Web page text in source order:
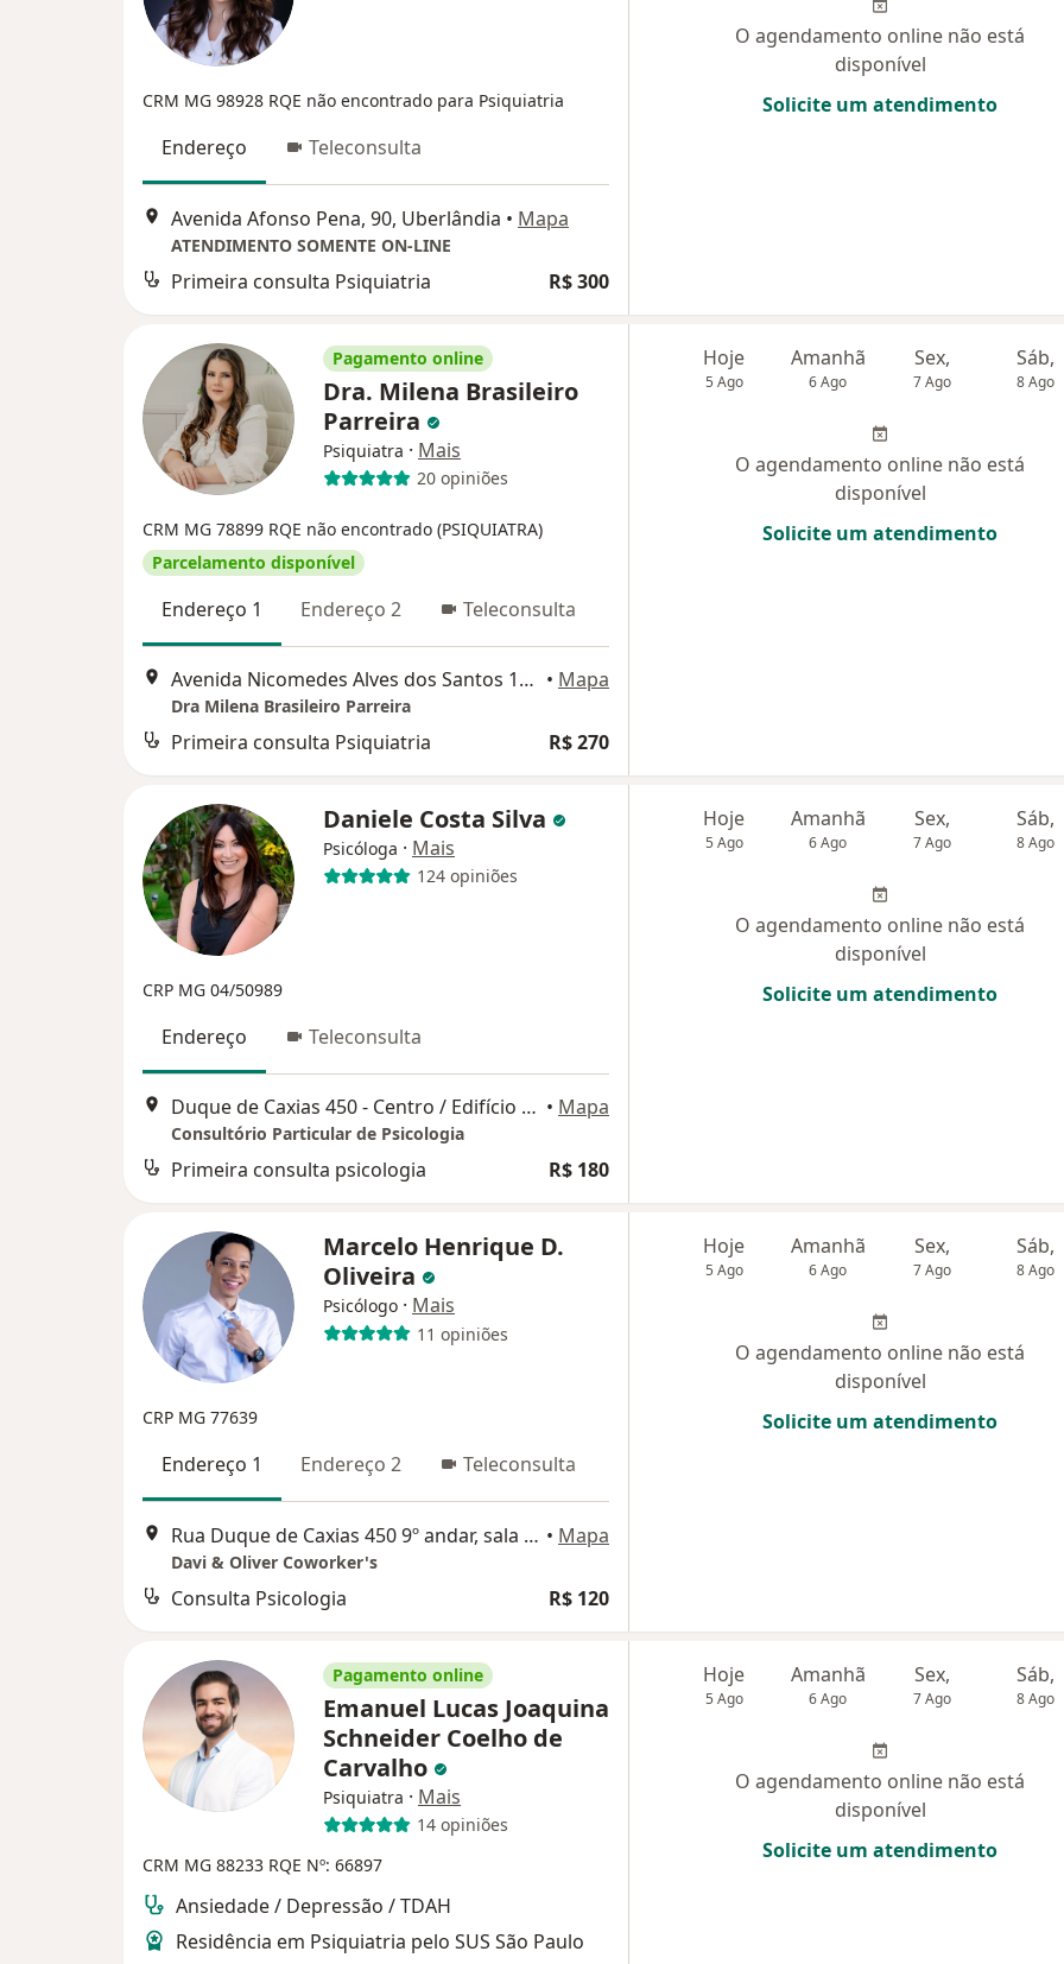
CRM MG 98928 RQE não encontrado para Psiquiatria
Endereço Teleconsulta
Avenida Afonso Pena, 90, Uberlândia • Mapa
ATENDIMENTO SOMENTE ON-LINE
Primeira consulta Psiquiatria R$ 300
O agendamento online não está
disponível
Solicite um atendimento
Pagamento online
Dra. Milena Brasileiro
Parreira
Psiquiatra · Mais
20 opiniões
CRM MG 78899 RQE não encontrado (PSIQUIATRA)
Parcelamento disponível
Endereço 1 Endereço 2 Teleconsulta
Avenida Nicomedes Alves dos Santos 1205, Uberlândia • Mapa
Dra Milena Brasileiro Parreira
Primeira consulta Psiquiatria R$ 270
Hoje
5 Ago
Amanhã
6 Ago
Sex,
7 Ago
Sáb,
8 Ago
O agendamento online não está
disponível
Solicite um atendimento
Daniele Costa Silva
Psicóloga · Mais
124 opiniões
CRP MG 04/50989
Endereço Teleconsulta
Duque de Caxias 450 - Centro / Edifício Chams - 8º andar - Sala 802, Uberlândia • Mapa
Consultório Particular de Psicologia
Primeira consulta psicologia R$ 180
Hoje
5 Ago
Amanhã
6 Ago
Sex,
7 Ago
Sáb,
8 Ago
O agendamento online não está
disponível
Solicite um atendimento
Marcelo Henrique D.
Oliveira
Psicólogo · Mais
11 opiniões
CRP MG 77639
Endereço 1 Endereço 2 Teleconsulta
Rua Duque de Caxias 450 9º andar, sala 908, Uberlândia • Mapa
Davi & Oliver Coworker's
Consulta Psicologia R$ 120
Hoje
5 Ago
Amanhã
6 Ago
Sex,
7 Ago
Sáb,
8 Ago
O agendamento online não está
disponível
Solicite um atendimento
Pagamento online
Emanuel Lucas Joaquina
Schneider Coelho de
Carvalho
Psiquiatra · Mais
14 opiniões
CRM MG 88233 RQE Nº: 66897
Ansiedade / Depressão / TDAH
Residência em Psiquiatria pelo SUS São Paulo
Hoje
5 Ago
Amanhã
6 Ago
Sex,
7 Ago
Sáb,
8 Ago
O agendamento online não está
disponível
Solicite um atendimento